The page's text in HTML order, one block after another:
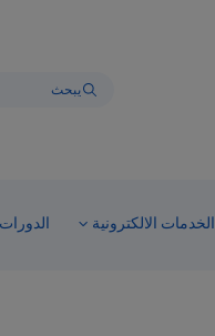
الخدمات الالكترونية الدورات